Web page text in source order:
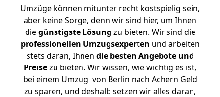
Umzüge können mitunter recht kostspielig sein,
aber keine Sorge, denn wir sind hier, um Ihnen
diegünstigste Lösung zu bieten. Wir sind die
professionellen Umzugsexperten und arbeiten
stets daran, Ihnen die besten Angebote und
Preisezu bieten. Wir wissen, wie wichtig es ist,
bei einem Umzug von Berlin nach Achern Geld
zu sparen, und deshalb setzen wir alles daran,